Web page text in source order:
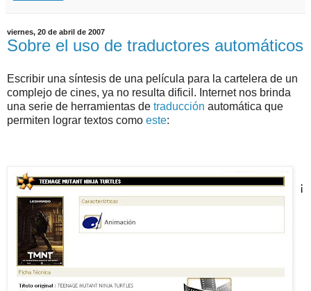
viernes, 20 de abril de 2007
Sobre el uso de traductores automáticos
Escribir una síntesis de una película para la cartelera de un
complejo de cines, ya no resulta dificil. Internet nos brinda
una serie de herramientas de traducción automática que
permiten lograr textos como este:
¡